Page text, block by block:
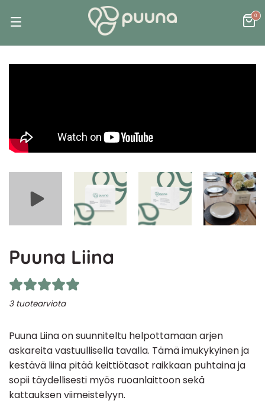
0
Puuna Liina
3 tuotearviota
Puuna Liina on suunniteltu helpottamaan arjen
askareita vastuullisella tavalla. Tämä imukykyinen ja
kestävä liina pitää keittiötasot raikkaan puhtaina ja
sopii täydellisesti myös ruoanlaittoon sekä
kattauksen viimeistelyyn.